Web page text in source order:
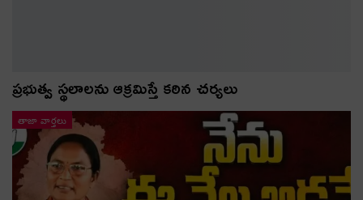
ప్రభుత్వ స్థలాలను ఆక్రమిస్తే కఠిన చర్యలు
తాజా వార్తలు